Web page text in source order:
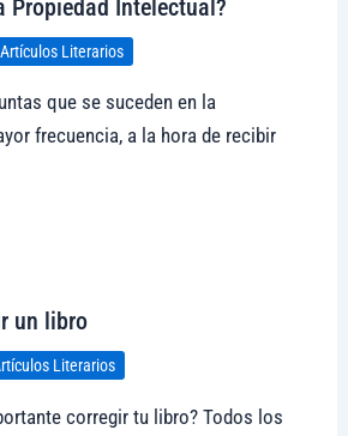
Propiedad Intelectual?
Artículos Literarios
que se suceden en la
frecuencia, a la hora de recibir
un libro
Literarios
corregir tu libro? Todos los